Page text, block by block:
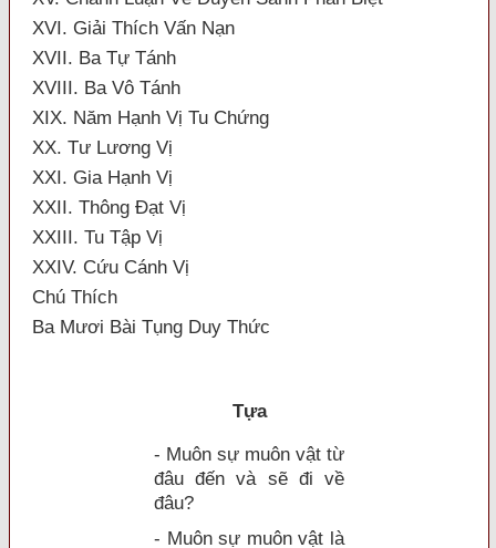
XVI. Giải Thích Vấn Nạn
XVII. Ba Tự Tánh
XVIII. Ba Vô Tánh
XIX. Năm Hạnh Vị Tu Chứng
XX. Tư Lương Vị
XXI. Gia Hạnh Vị
XXII. Thông Ðạt Vị
XXIII. Tu Tập Vị
XXIV. Cứu Cánh Vị
Chú Thích
Ba Mươi Bài Tụng Duy Thức
Tựa
- Muôn sự muôn vật từ
đâu đến và sẽ đi về
đâu?
- Muôn sự muôn vật là